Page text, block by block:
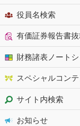
役員名検索
有価証券報告書
財務諸表ノート
スペシャルコン
サイト内検索
お知らせ